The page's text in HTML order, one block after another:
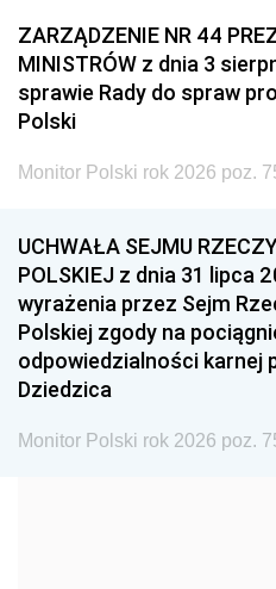
2011 2010
2008 2007
2005
1996 1995
1993 1992
1990 1989
1987 1986
ZARZĄDZENIE NR 44
MINISTRÓW z dnia 3
sprawie Rady do spraw
Polski
Monitor Polski rok 2026 poz.
UCHWAŁA SEJMU
POLSKIEJ z dnia 31 lipca
wyrażenia przez Sejm
Polskiej zgody na
odpowiedzialności karnej
Dziedzica
Monitor Polski rok 2026 poz.